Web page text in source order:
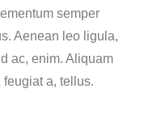
semper
Aenean leo ligula,
ac, enim. Aliquam
feugiat a, tellus.